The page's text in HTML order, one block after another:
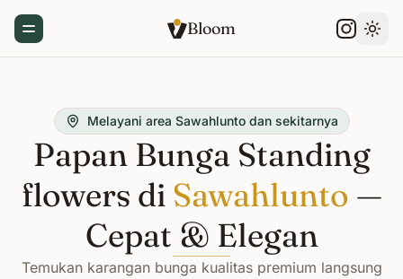
Toggle Menu Bloom
Melayani area Sawahlunto dan sekitarnya
Papan Bunga Standing
flowers di Sawahlunto —
Cepat & Elegan
Temukan karangan bunga kualitas premium langsung